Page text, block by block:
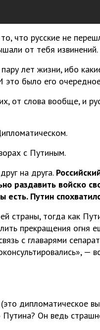
что русские не
от тебя извинений.
лет жизни, ибо
это было его
от слова вообще, и
с Путиным.
на друга.
раздавить войско
Путин
страны, тогда как
прекращения огня
с главарями
—
дипломатическое
Он ведь